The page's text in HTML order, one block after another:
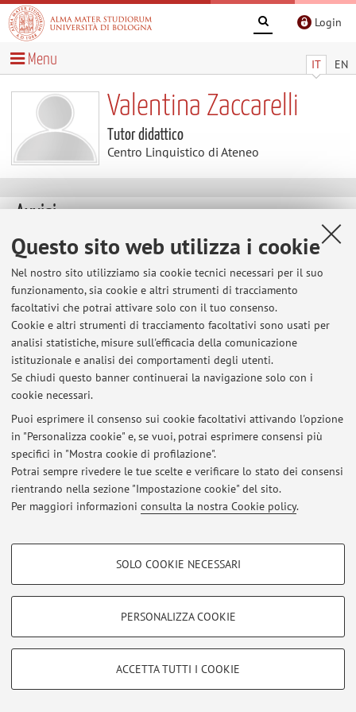
Questo sito web utilizza i cookie
Nel nostro sito utilizziamo sia cookie tecnici necessari per il suo
funzionamento, sia cookie e altri strumenti di tracciamento
facoltativi che potrai attivare solo con il tuo consenso.
Cookie e altri strumenti di tracciamento facoltativi sono usati per
analisi statistiche, misure sull'efficacia della comunicazione
istituzionale e analisi dei comportamenti degli utenti.
Se chiudi questo banner continuerai la navigazione solo con i
cookie necessari.
Puoi esprimere il consenso sui cookie facoltativi attivando l'opzione
in "Personalizza cookie" e, se vuoi, potrai esprimere consensi più
specifici in "Mostra cookie di profilazione".
Potrai sempre rivedere le tue scelte e verificare lo stato dei consensi
rientrando nella sezione "Impostazione cookie" del sito.
Per maggiori informazioni consulta la nostra Cookie policy.
COOKIE DI PROFILAZIONE - FACOLTATIVI
COOKIE TECNICI - NECESSARI
Si tratta di cookie tecnici utilizzati, a titolo esemplificativo, per il corretto
SOLO COOKIE NECESSARI
PERSONALIZZA COOKIE
ACCETTA TUTTI I COOKIE
Login
IT EN
Menu
Valentina Zaccarelli
Tutor didattico
Centro Linguistico di Ateneo
Avvisi
Al momento non sono presenti avvisi.
Area riservata
© 2026 - ALMA MATER STUDIORUM - Università di Bologna - Via
Privacy|Note legali|Impostazioni Cookie